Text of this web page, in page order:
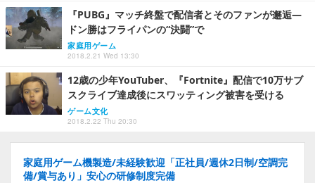
『PUBG』マッチ終盤で配信者とそのファンが邂逅―
ドン勝はフライパンの“決闘”で
家庭用ゲーム
2018.2.21 Wed 13:30
12歳の少年YouTuber、『Fortnite』配信で10万サブ
スクライブ達成後にスワッティング被害を受ける
ゲーム文化
2018.2.22 Thu 20:30
家庭用ゲーム機製造/未経験歓迎「正社員/週休2日制/空調完
備/賞与あり」安心の研修制度完備